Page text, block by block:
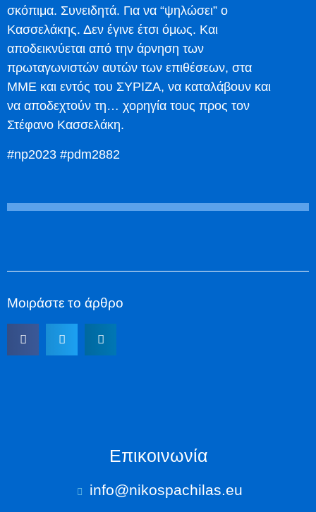
σκόπιμα. Συνειδητά. Για να “ψηλώσει” ο
Κασσελάκης. Δεν έγινε έτσι όμως. Και
αποδεικνύεται από την άρνηση των
πρωταγωνιστών αυτών των επιθέσεων, στα
ΜΜΕ και εντός του ΣΥΡΙΖΑ, να καταλάβουν και
να αποδεχτούν τη… χορηγία τους προς τον
Στέφανο Κασσελάκη.
#np2023 #pdm2882
Μοιράστε το άρθρο
Επικοινωνία
info@nikospachilas.eu​